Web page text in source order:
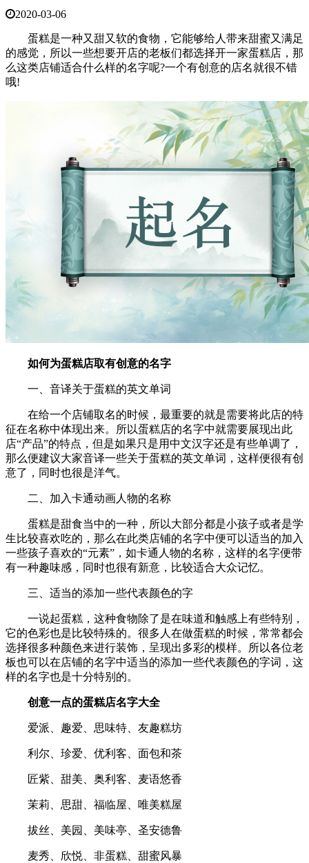
2020-03-06
蛋糕是一种又甜又软的食物，它能够给人带来甜蜜又满足
的感觉，所以一些想要开店的老板们都选择开一家蛋糕店，那
么这类店铺适合什么样的名字呢?一个有创意的店名就很不错
哦!
如何为蛋糕店取有创意的名字
一、音译关于蛋糕的英文单词
在给一个店铺取名的时候，最重要的就是需要将此店的特
征在名称中体现出来。所以蛋糕店的名字中就需要展现出此
店“产品”的特点，但是如果只是用中文汉字还是有些单调了，
那么便建议大家音译一些关于蛋糕的英文单词，这样便很有创
意了，同时也很是洋气。
二、加入卡通动画人物的名称
蛋糕是甜食当中的一种，所以大部分都是小孩子或者是学
生比较喜欢吃的，那么在此类店铺的名字中便可以适当的加入
一些孩子喜欢的“元素”，如卡通人物的名称，这样的名字便带
有一种趣味感，同时也很有新意，比较适合大众记忆。
三、适当的添加一些代表颜色的字
一说起蛋糕，这种食物除了是在味道和触感上有些特别，
它的色彩也是比较特殊的。很多人在做蛋糕的时候，常常都会
选择很多种颜色来进行装饰，呈现出多彩的模样。所以各位老
板也可以在店铺的名字中适当的添加一些代表颜色的字词，这
样的名字也是十分特别的。
创意一点的蛋糕店名字大全
爱派、趣爱、思味特、友趣糕坊
利尔、珍爱、优利客、面包和茶
匠紫、甜美、奥利客、麦语悠香
茉莉、思甜、福临屋、唯美糕屋
拔丝、美园、美味亭、圣安德鲁
麦秀、欣悦、非蛋糕、甜蜜风暴